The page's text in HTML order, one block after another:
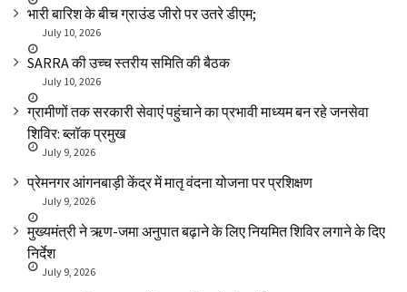
भारी बारिश के बीच ग्राउंड जीरो पर उतरे डीएम;
July 10, 2026
SARRA की उच्च स्तरीय समिति की बैठक
July 10, 2026
ग्रामीणों तक सरकारी सेवाएं पहुंचाने का प्रभावी माध्यम बन रहे जनसेवा
शिविर: ब्लॉक प्रमुख
July 9, 2026
प्रेमनगर आंगनबाड़ी केंद्र में मातृ वंदना योजना पर प्रशिक्षण
July 9, 2026
मुख्यमंत्री ने ऋण-जमा अनुपात बढ़ाने के लिए नियमित शिविर लगाने के दिए
निर्देश
July 9, 2026